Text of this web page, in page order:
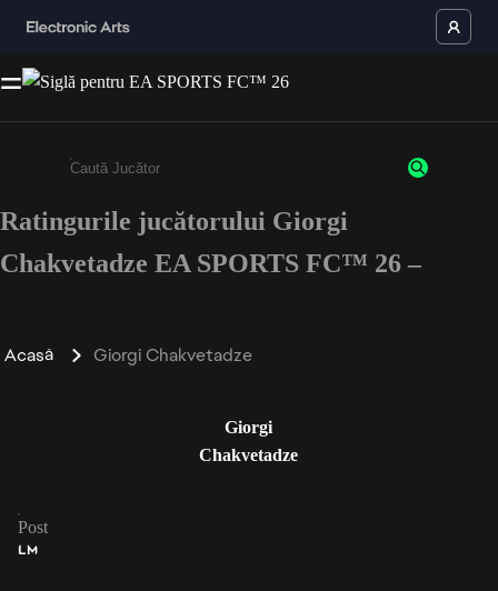
Enter a minimum of 3 characters or numbers
Ratingurile jucătorului Giorgi
Chakvetadze EA SPORTS FC™ 26 –
Acasă Giorgi Chakvetadze
Giorgi
Chakvetadze
Post
LM